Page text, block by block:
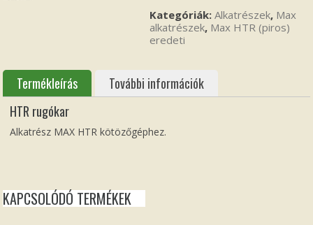
Kategóriák:Alkatrészek, Max
alkatrészek, Max HTR (piros)
eredeti
Termékleírás
További információk
HTR rugókar
Alkatrész MAX HTR kötözőgéphez.
KAPCSOLÓDÓ TERMÉKEK